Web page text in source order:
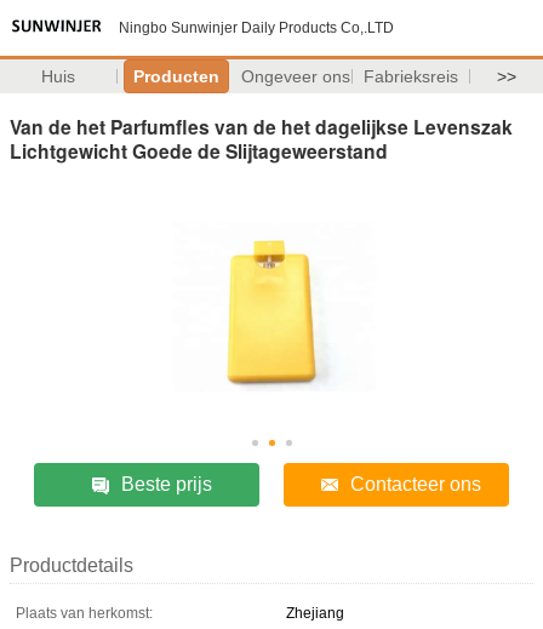
Ningbo Sunwinjer Daily Products Co,.LTD
Huis Producten Ongeveer ons Fabrieksreis >>
Van de het Parfumfles van de het dagelijkse Levenszak
Lichtgewicht Goede de Slijtageweerstand
Beste prijs Contacteer ons
Productdetails
Plaats van herkomst:
Zhejiang